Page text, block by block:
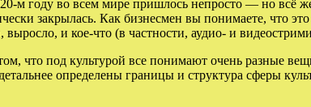
м году во всем мире пришлось непросто — но всё
закрылась. Как бизнесмен вы понимаете, что
и кое-что (в частности, аудио- и
что под культурой все понимают очень разные
определены границы и структура сферы